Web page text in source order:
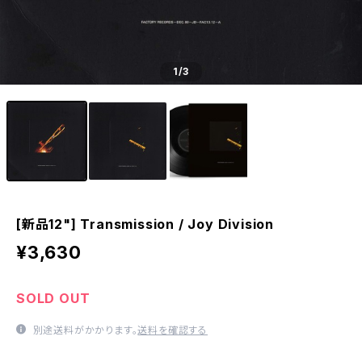
1/3
[新品12"] Transmission / Joy Division
¥3,630
SOLD OUT
別途送料がかかります。送料を確認する